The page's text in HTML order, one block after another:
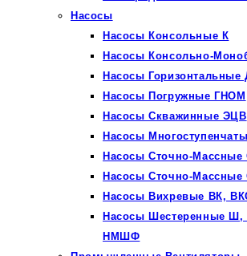
Насосы
Насосы Консольные К
Насосы Консольно-
Насосы Горизонтальные
Насосы Погружные ГНОМ
Насосы Скважинные ЭЦВ
Насосы
Насосы Сточно-Массные
Насосы Сточно-Массные
Насосы Вихревые ВК,
Насосы Шестеренные
НМШФ